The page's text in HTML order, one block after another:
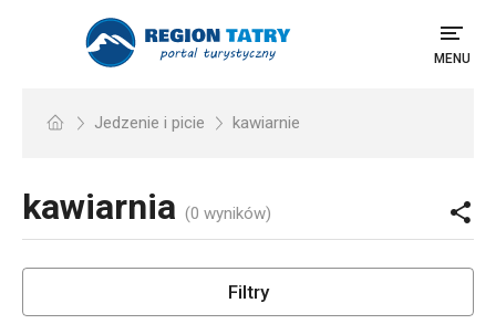
MENU
Jedzenie i picie kawiarnie
kawiarnia (0 wyników)
Filtry